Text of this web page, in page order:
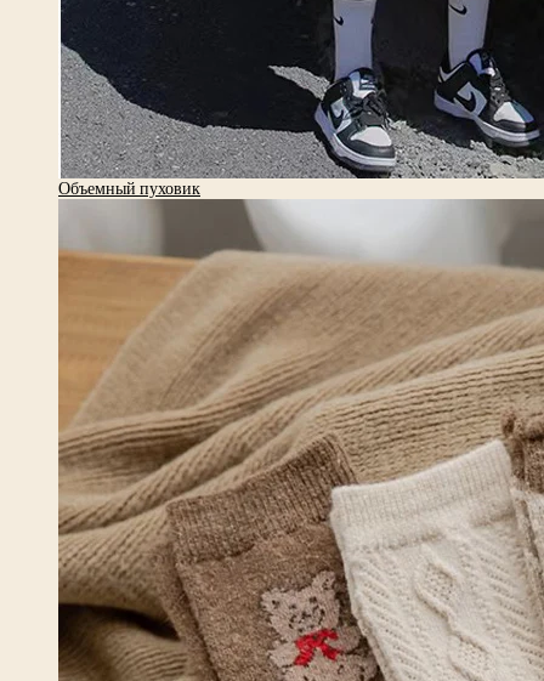
Объемный пуховик